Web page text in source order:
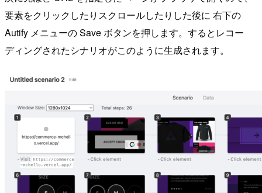
要素をクリックしたりスクロールしたりした後に 右下の
Autify メニューの Save ボタンを押します。するとレコー
ディングされたシナリオがこのように生成されます。